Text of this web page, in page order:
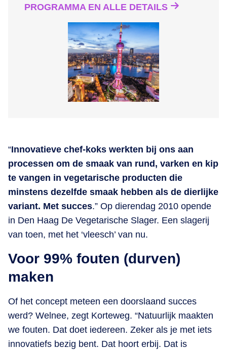
PROGRAMMA EN ALLE DETAILS
“Innovatieve chef-koks werkten bij ons aan
processen om de smaak van rund, varken en kip
te vangen in vegetarische producten die
minstens dezelfde smaak hebben als de dierlijke
variant. Met succes.” Op dierendag 2010 opende
in Den Haag De Vegetarische Slager. Een slagerij
van toen, met het ‘vleesch’ van nu.
Voor 99% fouten (durven)
maken
Of het concept meteen een doorslaand succes
werd? Welnee, zegt Korteweg. “Natuurlijk maakten
we fouten. Dat doet iedereen. Zeker als je met iets
innovatiefs bezig bent. Dat hoort erbij. Dat is